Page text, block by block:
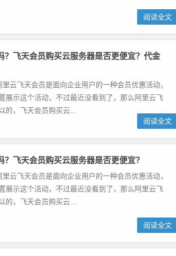
阅读全文
？飞天会员购买云服务器是否更便宜？代金
云飞天会员是面向企业用户的一种会员优惠活动，
展示这个活动，不过最近没看到了，那么阿里云飞
的，飞天会员购买云...
阅读全文
飞天会员购买云服务器是否更便宜？
云飞天会员是面向企业用户的一种会员优惠活动，
展示这个活动，不过最近没看到了，那么阿里云飞
的，飞天会员购买云...
阅读全文